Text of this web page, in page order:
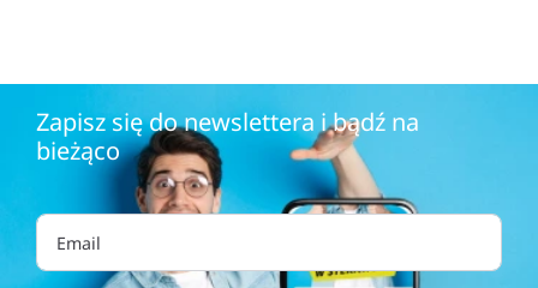
Zapisz się do newslettera i bądź na
bieżąco